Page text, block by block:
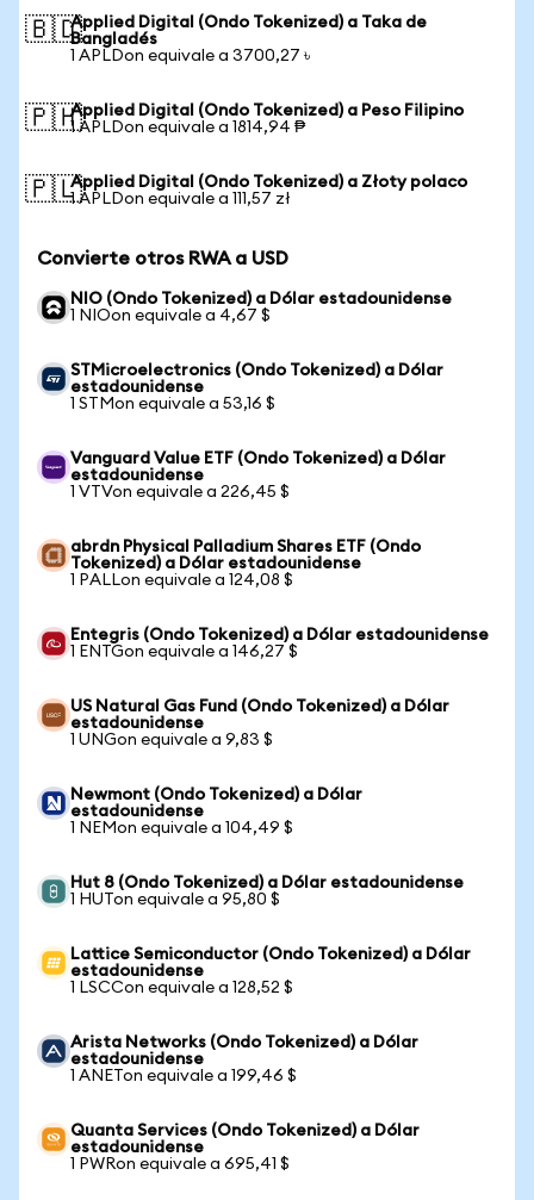
🇧🇩Applied Digital (Ondo Tokenized) a Taka de
Bangladés
1 APLDon equivale a 3700,27 ৳
🇵🇭Applied Digital (Ondo Tokenized) a Peso Filipino
1 APLDon equivale a 1814,94 ₱
🇵🇱Applied Digital (Ondo Tokenized) a Złoty polaco
1 APLDon equivale a 111,57 zł
Convierte otros RWA a USD
NIO (Ondo Tokenized) a Dólar estadounidense
1 NIOon equivale a 4,67 $
STMicroelectronics (Ondo Tokenized) a Dólar
estadounidense
1 STMon equivale a 53,16 $
Vanguard Value ETF (Ondo Tokenized) a Dólar
estadounidense
1 VTVon equivale a 226,45 $
abrdn Physical Palladium Shares ETF (Ondo
Tokenized) a Dólar estadounidense
1 PALLon equivale a 124,08 $
Entegris (Ondo Tokenized) a Dólar estadounidense
1 ENTGon equivale a 146,27 $
US Natural Gas Fund (Ondo Tokenized) a Dólar
estadounidense
1 UNGon equivale a 9,83 $
Newmont (Ondo Tokenized) a Dólar
estadounidense
1 NEMon equivale a 104,49 $
Hut 8 (Ondo Tokenized) a Dólar estadounidense
1 HUTon equivale a 95,80 $
Lattice Semiconductor (Ondo Tokenized) a Dólar
estadounidense
1 LSCCon equivale a 128,52 $
Arista Networks (Ondo Tokenized) a Dólar
estadounidense
1 ANETon equivale a 199,46 $
Quanta Services (Ondo Tokenized) a Dólar
estadounidense
1 PWRon equivale a 695,41 $